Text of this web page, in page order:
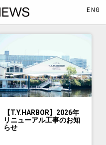
ENG
【T.Y.HARBOR】2026年
リニューアル工事のお知
らせ